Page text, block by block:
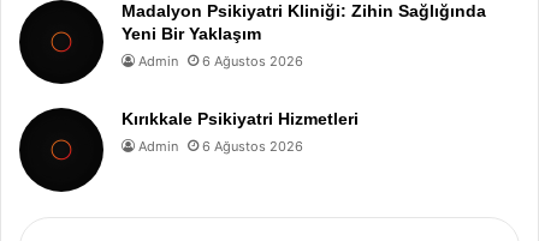
Madalyon Psikiyatri Kliniği: Zihin Sağlığında
Yeni Bir Yaklaşım
Admin 6 Ağustos 2026
Kırıkkale Psikiyatri Hizmetleri
Admin 6 Ağustos 2026